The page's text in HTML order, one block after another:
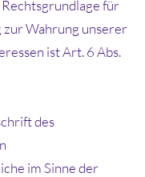
für
Wahrung unserer
ist Art. 6 Abs.
des
im Sinne der